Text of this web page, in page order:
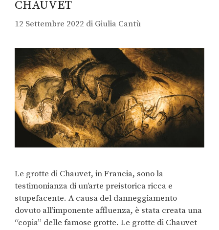
CHAUVET
12 Settembre 2022 di Giulia Cantù
Le grotte di Chauvet, in Francia, sono la
testimonianza di un’arte preistorica ricca e
stupefacente. A causa del danneggiamento
dovuto all’imponente affluenza, è stata creata una
“copia” delle famose grotte. Le grotte di Chauvet